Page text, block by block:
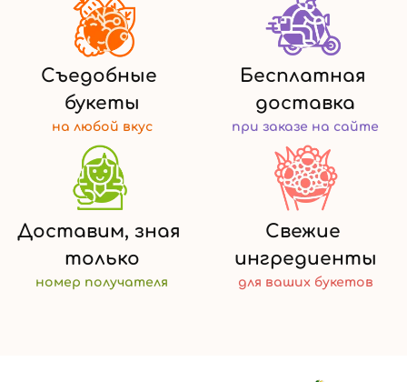
Съедобные
букеты
на любой вкус
Бесплатная
доставка
при заказе на сайте
Доставим, зная
только
номер получателя
Свежие
ингредиенты
для ваших букетов